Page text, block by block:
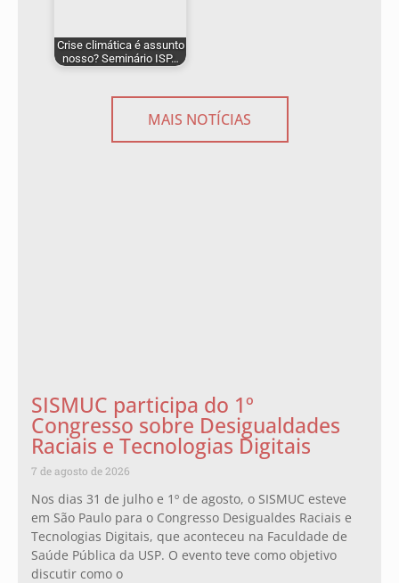
Crise climática é assunto
nosso? Seminário ISP…
MAIS NOTÍCIAS
SISMUC participa do 1º
Congresso sobre Desigualdades
Raciais e Tecnologias Digitais
7 de agosto de 2026
Nos dias 31 de julho e 1º de agosto, o SISMUC esteve
em São Paulo para o Congresso Desigualdes Raciais e
Tecnologias Digitais, que aconteceu na Faculdade de
Saúde Pública da USP. O evento teve como objetivo
discutir como o